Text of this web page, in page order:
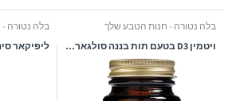
בלה נטורה - חנות הטבע שלך
ויטמין D3 בטעם תות בננה סולגאר | 1000 יחב"ל | סולגאר | מכיל 100 טבליות | Solgar
בלה נטורה -